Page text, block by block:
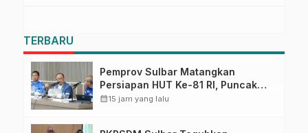
TERBARU
Pemprov Sulbar Matangkan
Persiapan HUT Ke-81 RI, Puncak
Upacara di Lapangan Ahmad
calendar_month15 jam yang lalu